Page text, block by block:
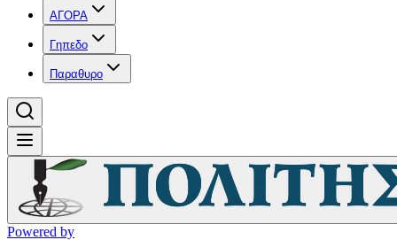
ΑΓΟΡΑ
Γηπεδο
Παραθυρο
Powered by